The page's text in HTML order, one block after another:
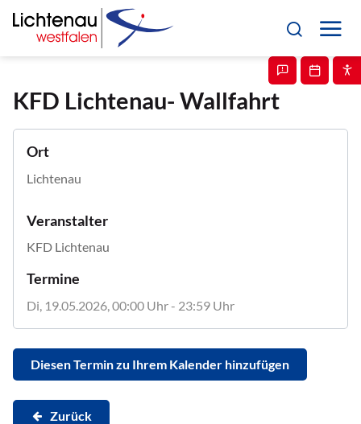
KFD Lichtenau- Wallfahrt
Ort
Lichtenau
Veranstalter
KFD Lichtenau
Termine
Di, 19.05.2026 , 00:00 Uhr- 23:59 Uhr
Diesen Termin zu Ihrem Kalender hinzufügen
Zurück